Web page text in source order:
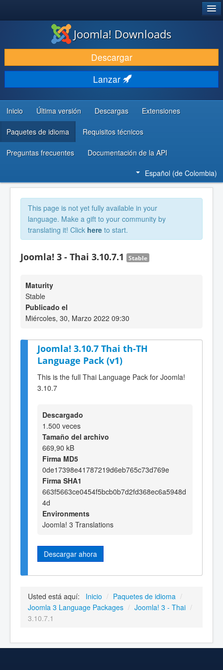
DESCARGAR
DESCUBRE Y APRENDE
COMUNIDAD Y AYUDA
RECURSOS PARA DESARROLLADORES
Joomla! Downloads
Descargar
Lanzar
Inicio Última versión Descargas Extensiones
Paquetes de idioma Requisitos técnicos
Preguntas frecuentes Documentación de la API
Español (de Colombia)
This page is not yet fully available in your
language. Make a gift to your community by
translating it! Click here to start.
Joomla! 3 - Thai 3.10.7.1 Stable
Maturity
Stable
Publicado el
Miércoles, 30, Marzo 2022 09:30
Joomla! 3.10.7 Thai th-TH
Language Pack (v1)
This is the full Thai Language Pack for Joomla!
3.10.7
Descargado
1.500 veces
Tamaño del archivo
669,90 kB
Firma MD5
0de17398e41787219d6eb765c73d769e
Firma SHA1
663f5663ce0454f5bcb0b7d2fd368ec6a5948d
4d
Environments
Joomla! 3 Translations
Descargar ahora
Usted está aquí: Inicio / Paquetes de idioma /
Joomla 3 Language Packages / Joomla! 3 - Thai /
3.10.7.1